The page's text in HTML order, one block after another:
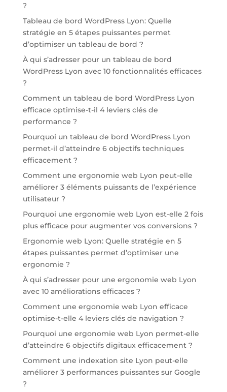
?
Tableau de bord WordPress Lyon: Quelle
stratégie en 5 étapes puissantes permet
d’optimiser un tableau de bord ?
À qui s’adresser pour un tableau de bord
WordPress Lyon avec 10 fonctionnalités efficaces
?
Comment un tableau de bord WordPress Lyon
efficace optimise-t-il 4 leviers clés de
performance ?
Pourquoi un tableau de bord WordPress Lyon
permet-il d’atteindre 6 objectifs techniques
efficacement ?
Comment une ergonomie web Lyon peut-elle
améliorer 3 éléments puissants de l’expérience
utilisateur ?
Pourquoi une ergonomie web Lyon est-elle 2 fois
plus efficace pour augmenter vos conversions ?
Ergonomie web Lyon: Quelle stratégie en 5
étapes puissantes permet d’optimiser une
ergonomie ?
À qui s’adresser pour une ergonomie web Lyon
avec 10 améliorations efficaces ?
Comment une ergonomie web Lyon efficace
optimise-t-elle 4 leviers clés de navigation ?
Pourquoi une ergonomie web Lyon permet-elle
d’atteindre 6 objectifs digitaux efficacement ?
Comment une indexation site Lyon peut-elle
améliorer 3 performances puissantes sur Google
?